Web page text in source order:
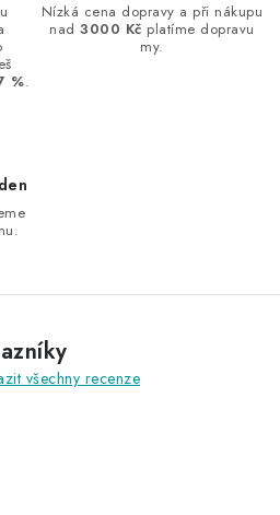
%.
Nízká cena dopravy a při nákupu
nad3000 Kč platíme dopravu
my.
všechny recenze